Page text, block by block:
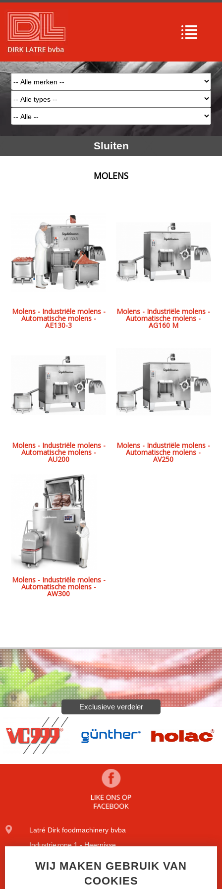
Sluiten
MOLENS
Molens - Industriële molens -
Automatische molens -
AE130-3
Molens - Industriële molens -
Automatische molens -
AG160 M
Molens - Industriële molens -
Automatische molens -
AU200
Molens - Industriële molens -
Automatische molens -
AV250
Molens - Industriële molens -
Automatische molens -
AW300
Exclusieve verdeler
Latré Dirk foodmachinery bvba
Industriezone 1 - Heernisse
Diamantstraat 9
WIJ MAKEN GEBRUIK VAN
COOKIES